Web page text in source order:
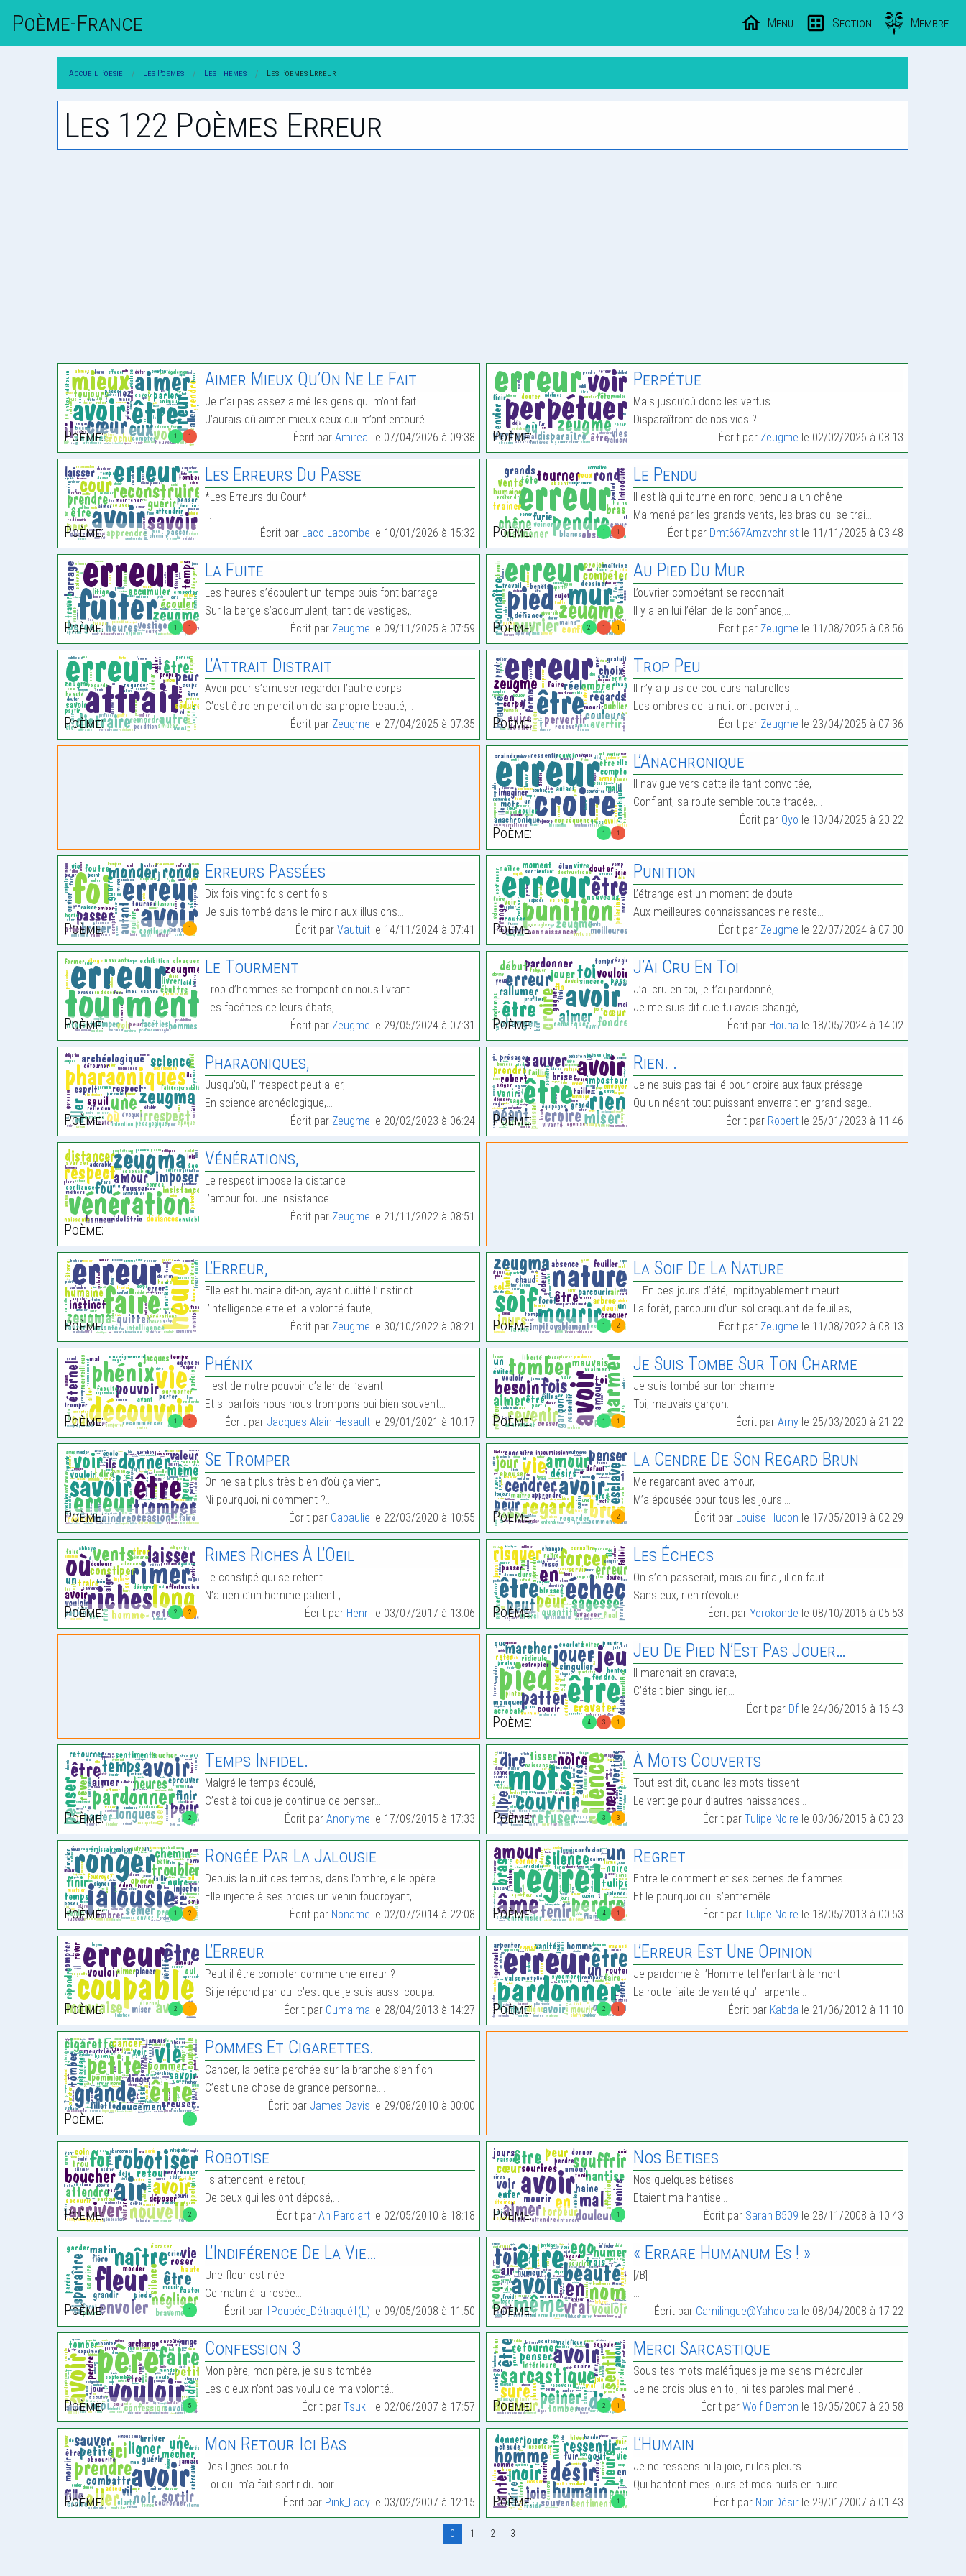
Poème-FrAnce Menu Section Membre
Accueil Poesie Les Poemes Les Themes Les Poemes Erreur
Les 122 Poèmes Erreur
1 1
Poème:
Aimer Mieux Qu’On Ne Le Fait
Je n’ai pas assez aimé les gens qui m’ont fait
J’aurais dû aimer mieux ceux qui m’ont entouré…
Écrit parAmireal le 07/04/2026 à 09:38 Poème:
Perpétue
Mais jusqu’où donc les vertus
Disparaîtront de nos vies ?…
Écrit par Zeugme le 02/02/2026 à 08:13
Poème:
Les Erreurs Du Passe
*Les Erreurs du Cour*
…
Écrit par Laco Lacombe le 10/01/2026 à 15:32 1 1
Poème:
Le Pendu
Il est là qui tourne en rond, pendu a un chêne
Malmené par les grands vents, les bras qui se trai…
Écrit par Dmt667Amzvchrist le 11/11/2025 à 03:48
1 1
Poème:
La Fuite
Les heures s’écoulent un temps puis font barrage
Sur la berge s’accumulent, tant de vestiges,…
Écrit par Zeugme le 09/11/2025 à 07:59 2 1 1
Poème:
Au Pied Du Mur
L’ouvrier compétant se reconnaît
Il y a en lui l’élan de la confiance,…
Écrit par Zeugme le 11/08/2025 à 08:56
Poème:
L’Attrait Distrait
Avoir pour s’amuser regarder l’autre corps
C’est être en perdition de sa propre beauté,…
Écrit par Zeugme le 27/04/2025 à 07:35 Poème:
Trop Peu
Il n’y a plus de couleurs naturelles
Les ombres de la nuit ont perverti,…
Écrit par Zeugme le 23/04/2025 à 07:36
1 1
Poème:
L’Anachronique
Il navigue vers cette ile tant convoitée,
Confiant, sa route semble toute tracée,…
Écrit par Qyo le 13/04/2025 à 20:22
1
Poème:
Erreurs Passées
Dix fois vingt fois cent fois
Je suis tombé dans le miroir aux illusions…
Écrit parVautuit le 14/11/2024 à 07:41 Poème:
Punition
L’étrange est un moment de doute
Aux meilleures connaissances ne reste…
Écrit par Zeugme le 22/07/2024 à 07:00
Poème:
Le Tourment
Trop d’hommes se trompent en nous livrant
Les facéties de leurs ébats,…
Écrit par Zeugme le 29/05/2024 à 07:31 Poème:
J’Ai Cru En Toi
J’ai cru en toi, je t’ai pardonné,
Je me suis dit que tu avais changé,…
Écrit par Houria le 18/05/2024 à 14:02
Poème:
Pharaoniques,
Jusqu’où, l’irrespect peut aller,
En science archéologique,…
Écrit par Zeugme le 20/02/2023 à 06:24 Poème:
Rien. .
Je ne suis pas taillé pour croire aux faux présage
Qu un néant tout puissant enverrait en grand sage…
Écrit par Robert le 25/01/2023 à 11:46
Poème:
Vénérations,
Le respect impose la distance
L’amour fou une insistance…
Écrit par Zeugme le 21/11/2022 à 08:51
Poème:
L’Erreur,
Elle est humaine dit-on, ayant quitté l’instinct
L’intelligence erre et la volonté faute,…
Écrit par Zeugme le 30/10/2022 à 08:21 1 2
Poème:
La Soif De La Nature
… En ces jours d’été, impitoyablement meurt
La forêt, parcouru d’un sol craquant de feuilles,…
Écrit par Zeugme le 11/08/2022 à 08:13
1 1
Poème:
Phénix
Il est de notre pouvoir d’aller de l’avant
Et si parfois nous nous trompons oui bien souvent…
Écrit par Jacques Alain Hesault le 29/01/2021 à 10:17 1 1
Poème:
Je Suis Tombe Sur Ton Charme
Je suis tombé sur ton charme-
Toi, mauvais garçon…
Écrit parAmy le 25/03/2020 à 21:22
Poème:
Se Tromper
On ne sait plus très bien d’où ça vient,
Ni pourquoi, ni comment ?…
Écrit par Capaulie le 22/03/2020 à 10:55 2
Poème:
La Cendre De Son Regard Brun
Me regardant avec amour,
M’a épousée pour tous les jours.…
Écrit par Louise Hudon le 17/05/2019 à 02:29
2 2
Poème:
Rimes Riches À L’Oeil
Le constipé qui se retient
N’a rien d’un homme patient ;…
Écrit par Henri le 03/07/2017 à 13:06 Poème:
Les Échecs
On s’en passerait, mais au final, il en faut.
Sans eux, rien n’évolue.…
Écrit parYorokonde le 08/10/2016 à 05:53
4 3 1
Poème:
Jeu De Pied N’Est Pas Jouer…
Il marchait en cravate,
C’était bien singulier,…
Écrit par Df le 24/06/2016 à 16:43
2
Poème:
Temps Infidel.
Malgré le temps écoulé,
C’est à toi que je continue de penser.…
Écrit parAnonyme le 17/09/2015 à 17:33 3 3
Poème:
À Mots Couverts
Tout est dit, quand les mots tissent
Le vertige pour d’autres naissances…
Écrit parTulipe Noire le 03/06/2015 à 00:23
1 2
Poème:
Rongée Par La Jalousie
Depuis la nuit des temps, dans l’ombre, elle opère
Elle injecte à ses proies un venin foudroyant,…
Écrit par Noname le 02/07/2014 à 22:08 4 1
Poème:
Regret
Entre le comment et ses cernes de flammes
Et le pourquoi qui s’entremêle…
Écrit parTulipe Noire le 18/05/2013 à 00:53
2 1
Poème:
L’Erreur
Peut-il être compter comme une erreur ?
Si je répond par oui c’est que je suis aussi coupa…
Écrit par Oumaima le 28/04/2013 à 14:27 2 1
Poème:
L’Erreur Est Une Opinion
Je pardonne à l’Homme tel l’enfant à la mort
La route faite de vanité qu’il arpente…
Écrit par Kabda le 21/06/2012 à 11:10
1
Poème:
Pommes Et Cigarettes.
Cancer, la petite perchée sur la branche s’en fich
C’est une chose de grande personne.…
Écrit par James Davis le 29/08/2010 à 00:00
2
Poème:
Robotise
Ils attendent le retour,
De ceux qui les ont déposé,…
Écrit parAn Parolart le 02/05/2010 à 18:18 1
Poème:
Nos Betises
Nos quelques bétises
Etaient ma hantise…
Écrit par Sarah B509 le 28/11/2008 à 10:43
1
Poème:
L’Indiférence De La Vie…
Une fleur est née
Ce matin à la rosée…
Écrit par†Poupée_Détraqué†(L) le 09/05/2008 à 11:50 Poème:
« Errare Humanum Es ! »
[/B]
…
Écrit par Camilingue@Yahoo.ca le 08/04/2008 à 17:22
5
Poème:
Confession 3
Mon père, mon père, je suis tombée
Les cieux n’ont pas voulu de ma volonté…
Écrit parTsukii le 02/06/2007 à 17:57 2 1
Poème:
Merci Sarcastique
Sous tes mots maléfiques je me sens m’écrouler
Je ne crois plus en toi, ni tes paroles mal mené…
Écrit parWolf Demon le 18/05/2007 à 20:58
Poème:
Mon Retour Ici Bas
Des lignes pour toi
Toi qui m’a fait sortir du noir…
Écrit par Pink_Lady le 03/02/2007 à 12:15 1
Poème:
L’Humain
Je ne ressens ni la joie, ni les pleurs
Qui hantent mes jours et mes nuits en nuire…
Écrit par Noir.Désir le 29/01/2007 à 01:43
0 1 2 3